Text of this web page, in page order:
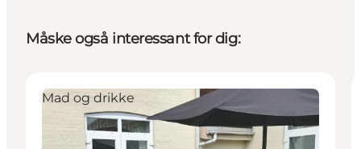
Måske også interessant for dig:
Mad og drikke